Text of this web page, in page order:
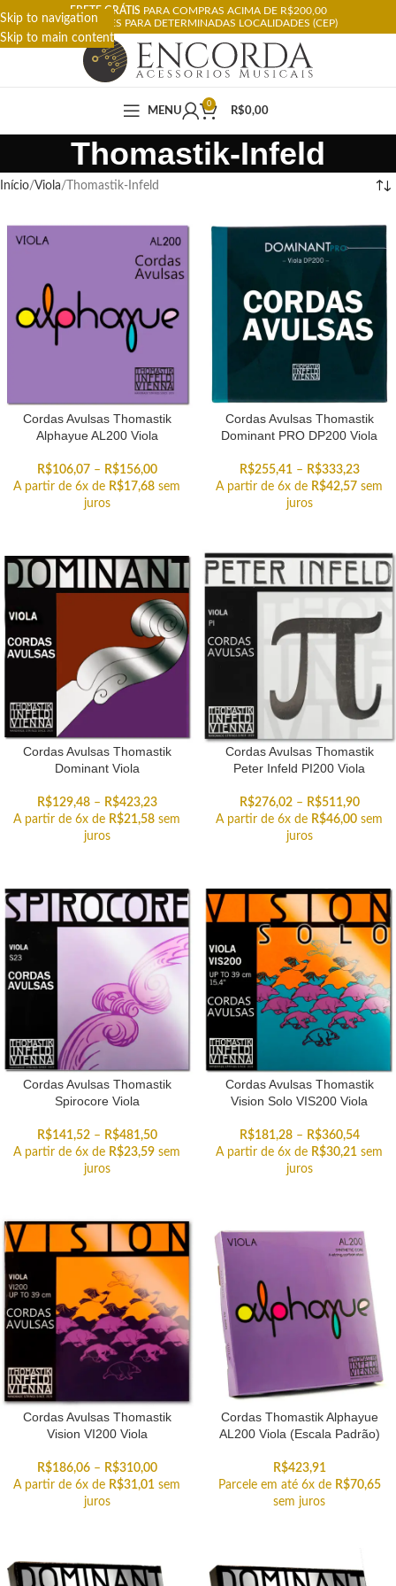
Skip to navigation
Skip to main content
FRETE GRÁTIS PARA COMPRAS ACIMA DE R$200,00
RESTRIÇÕES PARA DETERMINADAS LOCALIDADES (CEP)
MENU
0
R$0,00
Thomastik-Infeld
Início Viola Thomastik-Infeld
Cordas Avulsas Thomastik
Alphayue AL200 Viola
R$106,07 – R$156,00
A partir de 6x de R$17,68 sem
juros
Cordas Avulsas Thomastik
Dominant PRO DP200 Viola
R$255,41 – R$333,23
A partir de 6x de R$42,57 sem
juros
Cordas Avulsas Thomastik
Dominant Viola
R$129,48 – R$423,23
A partir de 6x de R$21,58 sem
juros
Cordas Avulsas Thomastik
Peter Infeld PI200 Viola
R$276,02 – R$511,90
A partir de 6x de R$46,00 sem
juros
Cordas Avulsas Thomastik
Spirocore Viola
R$141,52 – R$481,50
A partir de 6x de R$23,59 sem
juros
Cordas Avulsas Thomastik
Vision Solo VIS200 Viola
R$181,28 – R$360,54
A partir de 6x de R$30,21 sem
juros
Cordas Avulsas Thomastik
Vision VI200 Viola
R$186,06 – R$310,00
A partir de 6x de R$31,01 sem
juros
Cordas Thomastik Alphayue
AL200 Viola (Escala Padrão)
R$423,91
Parcele em até 6x de R$70,65
sem juros